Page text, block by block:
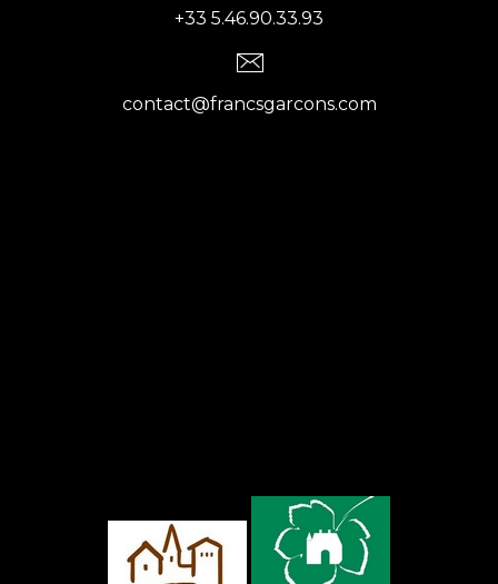
+33 5.46.90.33.93
contact@francsgarcons.com